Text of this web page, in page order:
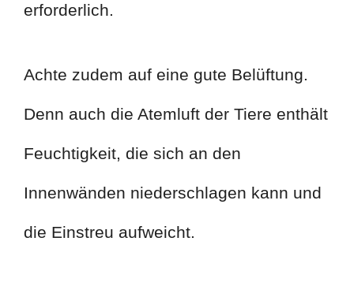
erforderlich.
Achte zudem auf eine gute Belüftung.
Denn auch die Atemluft der Tiere enthält
Feuchtigkeit, die sich an den
Innenwänden niederschlagen kann und
die Einstreu aufweicht.